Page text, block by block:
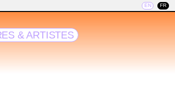
EN FR
& ARTISTES